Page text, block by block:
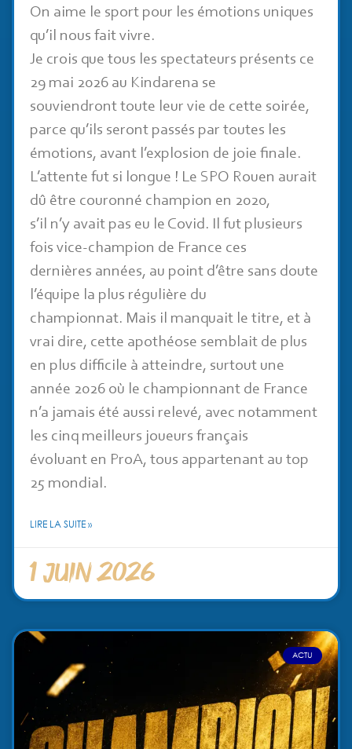
On aime le sport pour les émotions uniques
qu’il nous fait vivre.
Je crois que tous les spectateurs présents ce
29 mai 2026 au Kindarena se
souviendront toute leur vie de cette soirée,
parce qu’ils seront passés par toutes les
émotions, avant l’explosion de joie finale.
L’attente fut si longue ! Le SPO Rouen aurait
dû être couronné champion en 2020,
s’il n’y avait pas eu le Covid. Il fut plusieurs
fois vice-champion de France ces
dernières années, au point d’être sans doute
l’équipe la plus régulière du
championnat. Mais il manquait le titre, et à
vrai dire, cette apothéose semblait de plus
en plus difficile à atteindre, surtout une
année 2026 où le championnant de France
n’a jamais été aussi relevé, avec notamment
les cinq meilleurs joueurs français
évoluant en ProA, tous appartenant au top
25 mondial.
LIRE LA SUITE »
1 juin 2026
ACTU